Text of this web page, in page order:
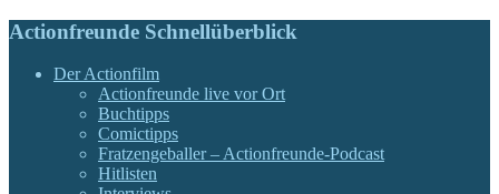
Actionfreunde Schnellüberblick
Der Actionfilm
Actionfreunde live vor Ort
Buchtipps
Comictipps
Fratzengeballer – Actionfreunde-Podcast
Hitlisten